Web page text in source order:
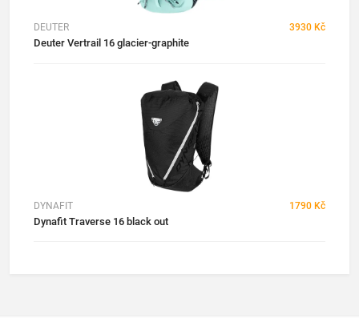
DEUTER 3930 Kč
Deuter Vertrail 16 glacier-graphite
DYNAFIT 1790 Kč
Dynafit Traverse 16 black out